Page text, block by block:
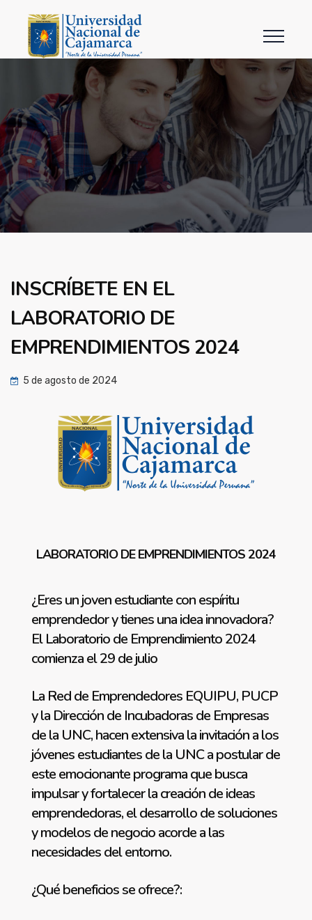
INSCRÍBETE EN EL
LABORATORIO DE
EMPRENDIMIENTOS 2024
5 de agosto de 2024
LABORATORIODE EMPRENDIMIENTOS 2024
¿Eres un joven estudiante con espíritu
emprendedor y tienes una idea innovadora?
El Laboratorio de Emprendimiento 2024
comienza el 29 de julio
La Red de Emprendedores EQUIPU, PUCP
y la Dirección de Incubadoras de Empresas
de la UNC, hacen extensiva la invitación a los
jóvenes estudiantes de la UNC a postular de
este emocionante programa que busca
impulsar y fortalecer la creación de ideas
emprendedoras, el desarrollo de soluciones
y modelos de negocio acorde a las
necesidades del entorno.
¿Qué beneficios se ofrece?: